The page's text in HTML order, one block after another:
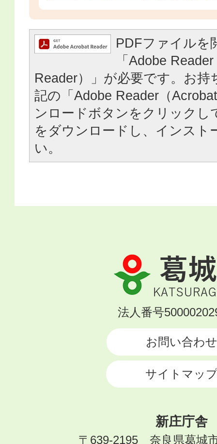
PDFファイルを
「Adobe
Reader）」が必要です。お持
記の「Adobe Reader（
ンロードボタンをクリックし
をダウンロードし、インスト
い。
葛
城
市
KATSURAGI
法人番号
お問い合わせ
サイトマッ
新庄庁舎
〒639-2195 奈良県葛城